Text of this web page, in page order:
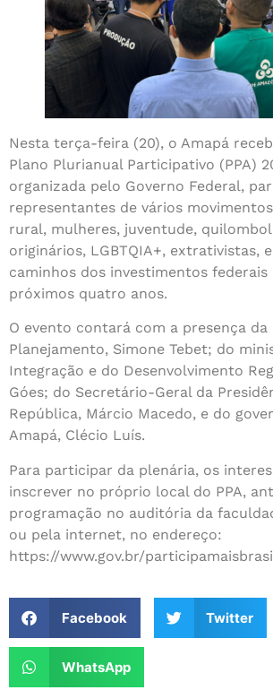
Nesta terça-feira (20), o Amapá
Plano Plurianual Participativo (PPA)
organizada pelo Governo Federal,
representantes de vários
rural, mulheres, juventude,
originários, LGBTQIA+, extrativistas,
caminhos dos investimentos federais
próximos quatro anos.
O evento contará com a presença
Planejamento, Simone Tebet; do
Integração e do Desenvolvimento
Góes; do Secretário-Geral da
República, Márcio Macedo, e do
Amapá, Clécio Luís.
Para participar da plenária, os
inscrever no próprio local do PPA,
programação no auditória da
ou pela internet, no endereço:
https://www.gov.br/
Facebook Twitter
WhatsApp